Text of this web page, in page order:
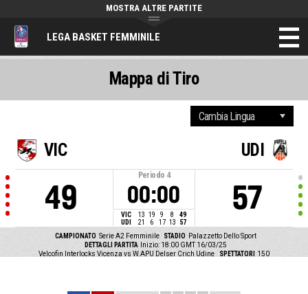
LEGA BASKET FEMMINILE
MOSTRA ALTRE PARTITE
VIC
49
Periodo 4
00:00
VIC 13 19 9 8
49
UDI
21 6 17 13 57
UDI
57
CAMPIONATO Serie A2 Femminile STADIO Palazzetto Dello Sport
DETTAGLI PARTITA
Inizio: 18:00 GMT 16/03/25
Velcofin Interlocks Vicenza vs W.APU Delser Crich Udine
SPETTATORI 150
Mappa di Tiro